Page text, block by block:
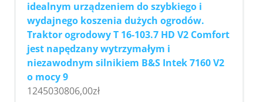
idealnym urządzeniem do szybkiego i
wydajnego koszenia dużych ogrodów.
Traktor ogrodowy T 16-103.7 HD V2 Comfort
jest napędzany wytrzymałym i
niezawodnym silnikiem B&S Intek 7160 V2
o mocy 9
1245030806,00zł